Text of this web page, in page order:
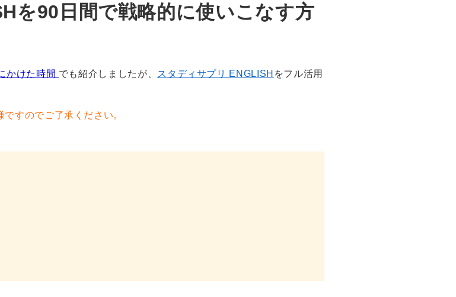
を90日間で戦略的に使いこなす方
かけた時間 でも紹介しましたが、 スタディサプリ ENGLISH をフル活用
すのでご了承ください。